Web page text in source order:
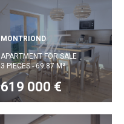
MONTRIOND
APARTMENT FOR SALE
3 PIECES - 69.87 M²
619 000 €